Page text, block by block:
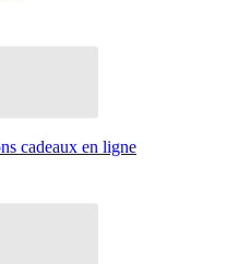
cadeaux en ligne